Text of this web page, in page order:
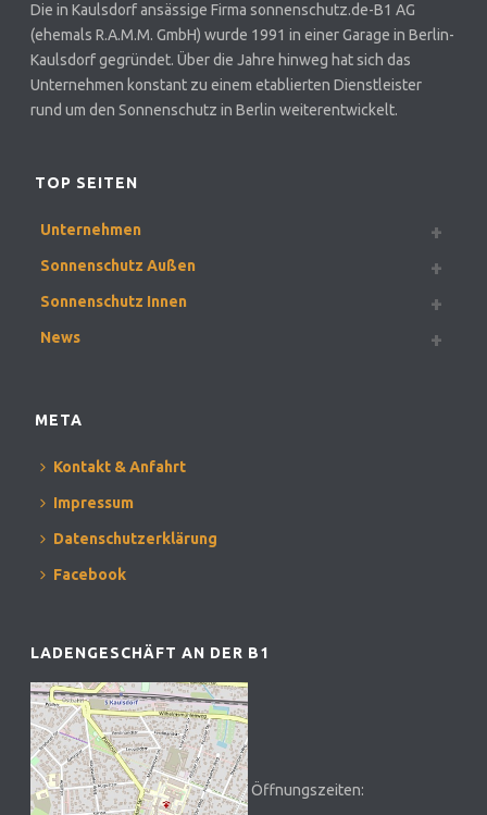
Die in Kaulsdorf ansässige Firma sonnenschutz.de-B1 AG
(ehemals R.A.M.M. GmbH) wurde 1991 in einer Garage in Berlin-
Kaulsdorf gegründet. Über die Jahre hinweg hat sich das
Unternehmen konstant zu einem etablierten Dienstleister
rund um den Sonnenschutz in Berlin weiterentwickelt.
TOP SEITEN
Unternehmen
Sonnenschutz Außen
Sonnenschutz Innen
News
META
Kontakt & Anfahrt
Impressum
Datenschutzerklärung
Facebook
LADENGESCHÄFT AN DER B1
Öffnungszeiten: